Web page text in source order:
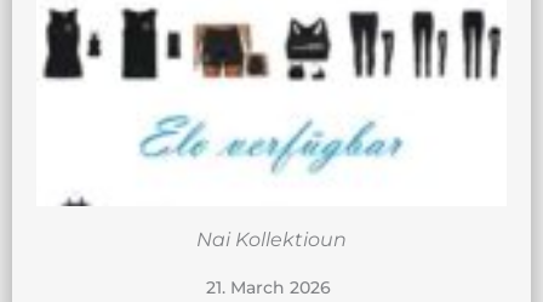
Nai Kollektioun
21. March 2026